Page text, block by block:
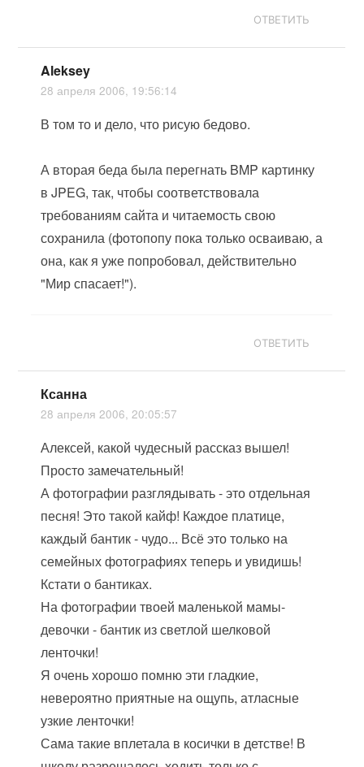
ОТВЕТИТЬ
Aleksey
28 апреля 2006, 19:56:14
В том то и дело, что рисую бедово.
А вторая беда была перегнать BMP картинку
в JPEG, так, чтобы соответствовала
требованиям сайта и читаемость свою
сохранила (фотопопу пока только осваиваю, а
она, как я уже попробовал, действительно
"Мир спасает!").
ОТВЕТИТЬ
Ксанна
28 апреля 2006, 20:05:57
Алексей, какой чудесный рассказ вышел!
Просто замечательный!
А фотографии разглядывать - это отдельная
песня! Это такой кайф! Каждое платице,
каждый бантик - чудо... Всё это только на
семейных фотографиях теперь и увидишь!
Кстати о бантиках.
На фотографии твоей маленькой мамы-
девочки - бантик из светлой шелковой
ленточки!
Я очень хорошо помню эти гладкие,
невероятно приятные на ощупь, атласные
узкие ленточки!
Сама такие вплетала в косички в детстве! В